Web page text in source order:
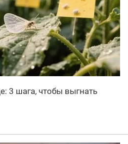
3 шага, чтобы выгнать